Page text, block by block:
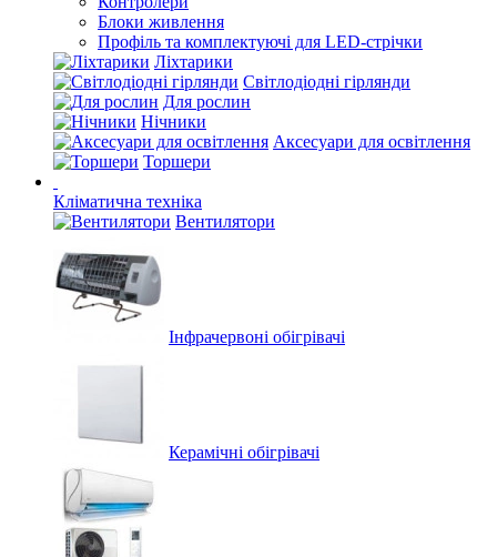
Блоки живлення
Профіль та комплектуючі для LED-стрічки
Ліхтарики
Світлодіодні гірлянди
Для рослин
Нічники
Аксесуари для освітлення
Торшери
Кліматична техніка
Вентилятори
Інфрачервоні обігрівачі
Керамічні обігрівачі